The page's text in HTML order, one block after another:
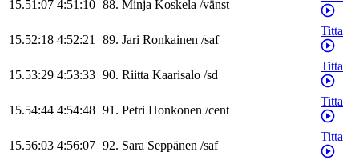
15.51:07 4:51:10 88. Minja Koskela /vänst
15.52:18 4:52:21 89. Jari Ronkainen /saf
Titta
15.53:29 4:53:33 90. Riitta Kaarisalo /sd
Titta
15.54:44 4:54:48 91. Petri Honkonen /cent
Titta
15.56:03 4:56:07 92. Sara Seppänen /saf
Titta